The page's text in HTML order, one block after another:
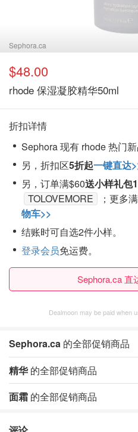
Sephora.ca
$48.00
rhode 保湿凝胶精华50ml
折扣详情
Sephora 现有 rhode 热门新
另，折扣区5折起一键直达
另，订单满$60送小样礼包
TOLOVEMORE
；更多
物车>>
结账时可自选2件小样。
登录会员免运费。
Sephora.ca
Dealmoon may be paid when
Sephora.ca 的全部促销商品
精华的全部促销商品
面霜 的全部促销商品